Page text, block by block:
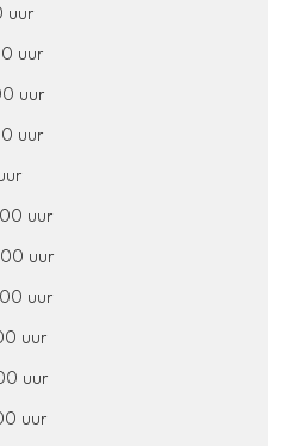
uur
uur
uur
uur
uur
uur
uur
uur
uur
uur